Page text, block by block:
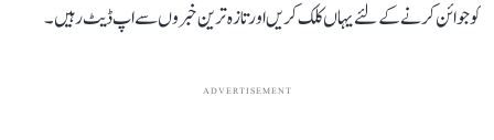
کو جوائن کرنے کے لئے یہاں کلک کریں اور تازہ ترین خبروں سے اپ ڈیٹ رہیں۔
ADVERTISEMENT